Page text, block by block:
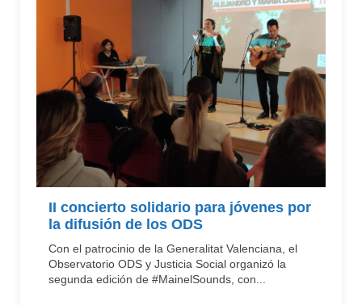
II concierto solidario para jóvenes por
la difusión de los ODS
Con el patrocinio de la Generalitat Valenciana, el
Observatorio ODS y Justicia Social organizó la
segunda edición de #MainelSounds, con...